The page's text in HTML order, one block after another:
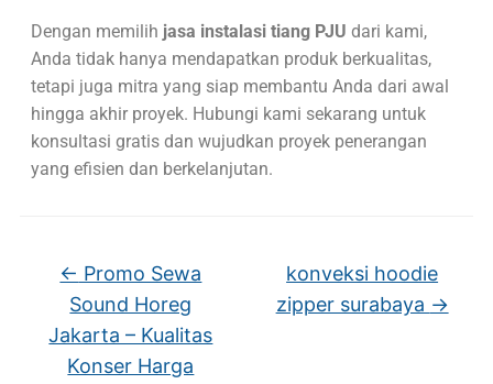
Dengan memilih jasa instalasi tiang PJU dari kami,
Anda tidak hanya mendapatkan produk berkualitas,
tetapi juga mitra yang siap membantu Anda dari awal
hingga akhir proyek. Hubungi kami sekarang untuk
konsultasi gratis dan wujudkan proyek penerangan
yang efisien dan berkelanjutan.
← Promo Sewa
Sound Horeg
Jakarta – Kualitas
Konser Harga
konveksi hoodie
zipper surabaya →